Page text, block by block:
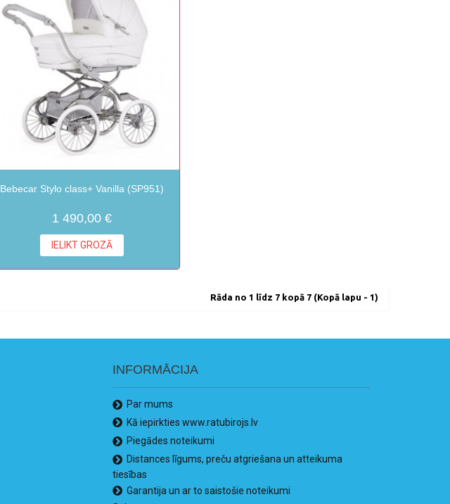
Bebecar Stylo class+ Vanilla (SP951)
1 490,00 €
IELIKT GROZĀ
Rāda no 1 līdz 7 kopā 7 (Kopā lapu - 1)
INFORMĀCIJA
Par mums
Kā iepirkties www.ratubirojs.lv
Piegādes noteikumi
Distances līgums, preču atgriešana un atteikuma
tiesības
Garantija un ar to saistošie noteikumi